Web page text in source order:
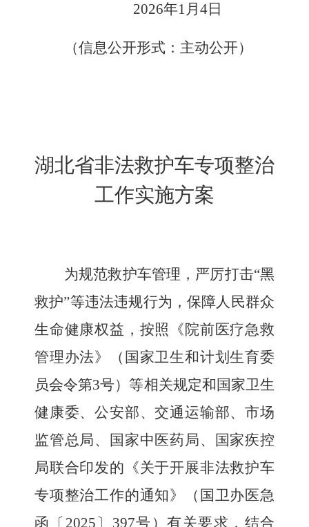
2026年1月4日
（信息公开形式：主动公开）
湖北省非法救护车专项整治
工作实施方案
为规范救护车管理，严厉打击“黑
救护”等违法违规行为，保障人民群众
生命健康权益，按照
《院前医疗急救
管理办法》（国家卫生和计划生育委
员会令第3号）等相关规定和国家卫生
健康委、公安部、交通运输部、市场
监管总局、国家中医药局、国家疾控
局联合印发的《关于开展非法救护车
专项整治工作的通知》（国卫办医急
函〔 2025 〕 397号）有关要求，结合